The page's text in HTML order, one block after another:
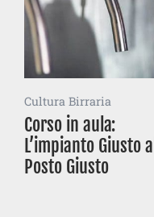
Cultura Birraria
Corso in aula:
L’impianto Giusto al
Posto Giusto